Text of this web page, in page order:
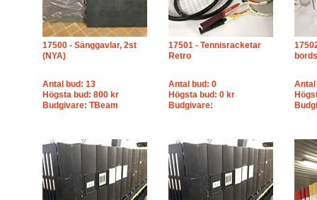
17500 - Sänggavlar, 2st
(NYA)
Antal bud: 13
Högsta bud: 800 kr
Budgivare: TBeam
17501 - Tennisracketar
Retro
Antal bud: 0
Högsta bud: 0 kr
Budgivare:
Antal